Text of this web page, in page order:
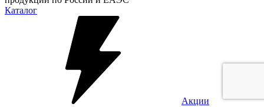
Каталог
Акции